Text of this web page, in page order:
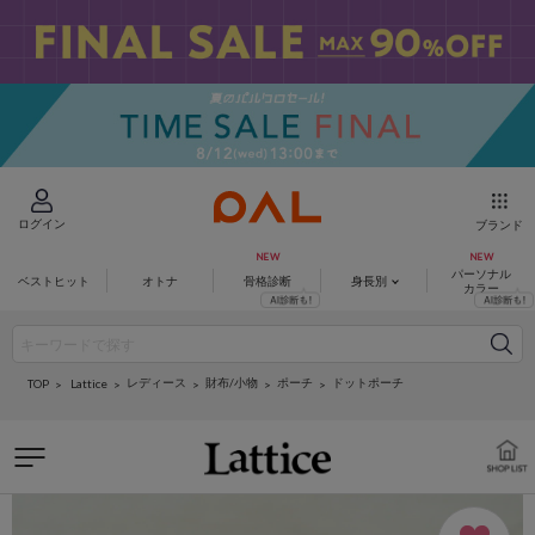
ログイン ブランド
ベストヒット オトナ 骨格診断 身長別
パーソナル
カラー
TOP Lattice レディース 財布/小物 ポーチ ドットポーチ